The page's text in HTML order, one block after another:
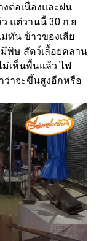
ต่อเนื่องและฝน
แต่วานนี้ 30 ก.ย.
ทัน ข้าวของเสีย
พิษ สัตว์เลื้อยคลาน
ม่เห็นพื้นแล้ว ไฟ
ว่าจะขึ้นสูงอีกหรือ